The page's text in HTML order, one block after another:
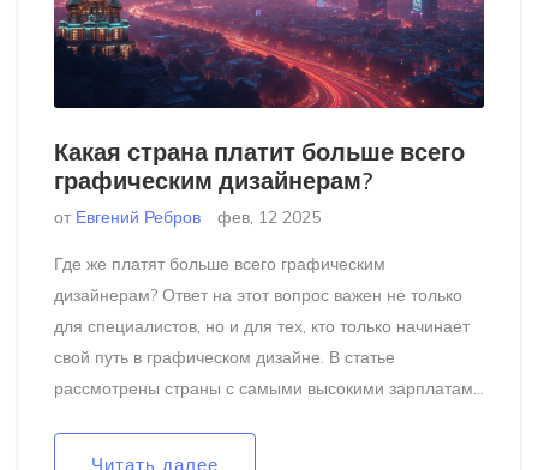
Какая страна платит больше всего
графическим дизайнерам?
от Евгений Ребров фев, 12 2025
Где же платят больше всего графическим
дизайнерам? Ответ на этот вопрос важен не только
для специалистов, но и для тех, кто только начинает
свой путь в графическом дизайне. В статье
рассмотрены страны с самыми высокими зарплатами
Читать далее